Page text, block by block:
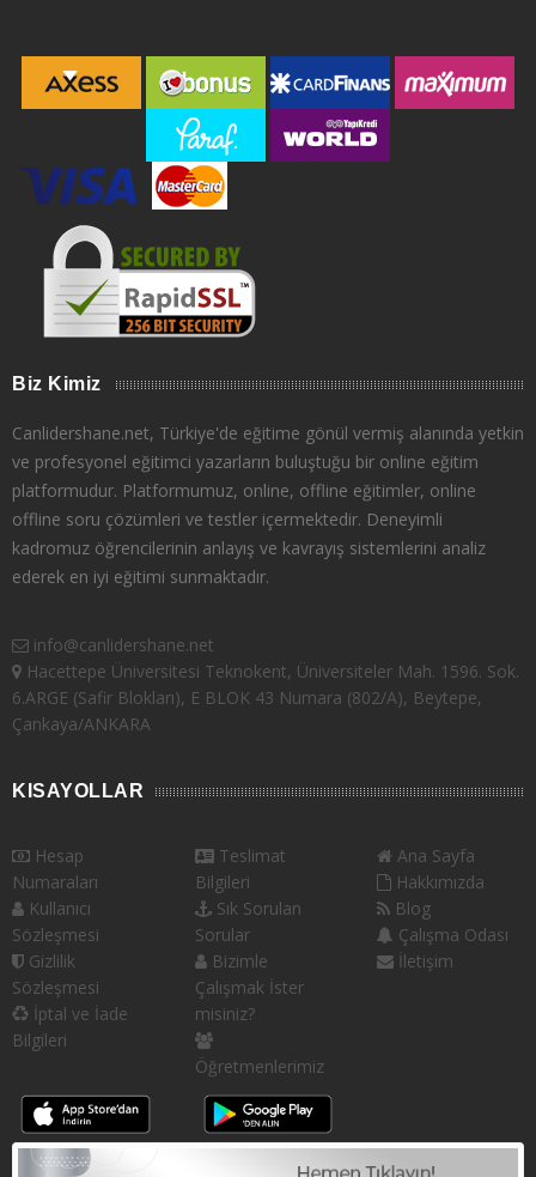
Biz Kimiz
Canlidershane.net, Türkiye'de eğitime gönül vermiş alanında yetkin
ve profesyonel eğitimci yazarların buluştuğu bir online eğitim
platformudur. Platformumuz, online, offline eğitimler, online
offline soru çözümleri ve testler içermektedir. Deneyimli
kadromuz öğrencilerinin anlayış ve kavrayış sistemlerini analiz
ederek en iyi eğitimi sunmaktadır.
info@canlidershane.net
Hacettepe Üniversitesi Teknokent, Üniversiteler Mah. 1596. Sok.
6.ARGE (Safir Blokları), E BLOK 43 Numara (802/A), Beytepe,
Çankaya/ANKARA
KISAYOLLAR
Hesap
Numaraları
Kullanıcı
Sözleşmesi
Gizlilik
Sözleşmesi
İptal ve İade
Bilgileri
Teslimat
Bilgileri
Sık Sorulan
Sorular
Bizimle
Çalışmak İster
misiniz?
Öğretmenlerimiz
Ana Sayfa
Hakkımızda
Blog
Çalışma Odası
İletişim